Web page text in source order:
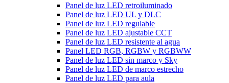
Panel de luz LED retroiluminado
Panel de luz LED UL y DLC
Panel de luz LED regulable
Panel de luz LED ajustable CCT
Panel de luz LED resistente al agua
Panel LED RGB, RGBW y RGBWW
Panel de luz LED sin marco y Sky
Panel de luz LED de marco estrecho
Panel de luz LED para aula